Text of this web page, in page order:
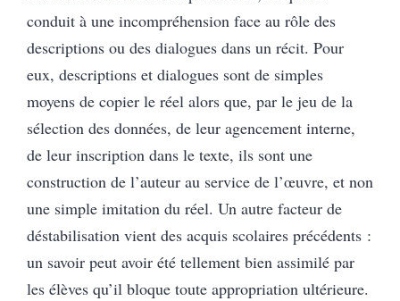
conduit à une incompréhension face au rôle des
descriptions ou des dialogues dans un récit. Pour
eux, descriptions et dialogues sont de simples
moyens de copier le réel alors que, par le jeu de la
sélection des données, de leur agencement interne,
de leur inscription dans le texte, ils sont une
construction de l’auteur au service de l’œuvre, et non
une simple imitation du réel. Un autre facteur de
déstabilisation vient des acquis scolaires précédents :
un savoir peut avoir été tellement bien assimilé par
les élèves qu’il bloque toute appropriation ultérieure.